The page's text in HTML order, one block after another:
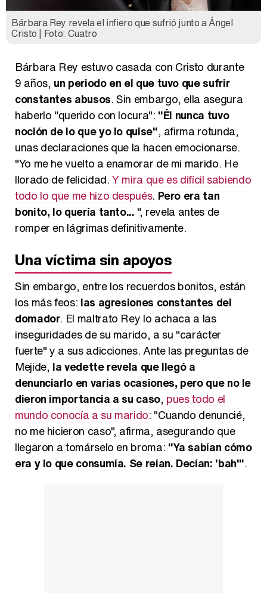
Bárbara Rey revela el infiero que sufrió junto a Ángel
Cristo | Foto: Cuatro
Bárbara Rey estuvo casada con Cristo durante
9 años, un periodo en el que tuvo que sufrir
constantes abusos. Sin embargo, ella asegura
haberlo "querido con locura": "Él nunca tuvo
noción de lo que yo lo quise", afirma rotunda,
unas declaraciones que la hacen emocionarse.
"Yo me he vuelto a enamorar de mi marido. He
llorado de felicidad.Y mira que es difícil sabiendo
todo lo que me hizo después. Pero era tan
bonito, lo quería tanto... ", revela antes de
romper en lágrimas definitivamente.
Una víctima sin apoyos
Sin embargo, entre los recuerdos bonitos, están
los más feos: las agresiones constantes del
domador. El maltrato Rey lo achaca a las
inseguridades de su marido, a su "carácter
fuerte" y a sus adicciones. Ante las preguntas de
Mejide, la vedette revela que llegó a
denunciarlo en varias ocasiones, pero que no le
dieron importancia a su caso, pues todo el
mundo conocía a su marido: "Cuando denuncié,
no me hicieron caso", afirma, asegurando que
llegaron a tomárselo en broma: "Ya sabían cómo
era y lo que consumía. Se reían. Decían: 'bah'".